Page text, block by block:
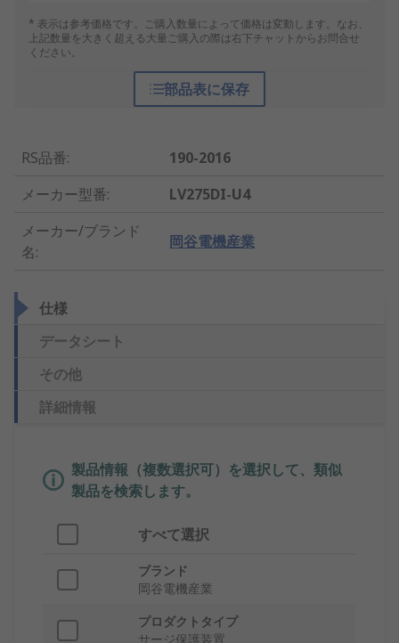
* 表示は参考価格です。ご購入数量によって価格は変動します。なお、
上記数量を大きく超える大量ご購入の際は右下チャットからお問合せ
ください。
部品表に保存
RS品番:
190-2016
メーカー型番:
LV275DI-U4
メーカー/ブランド
名:
岡谷電機産業
仕様
データシート
その他
詳細情報
製品情報（複数選択可）を選択して、類似
製品を検索します。
すべて選択
ブランド
岡谷電機産業
プロダクトタイプ
サージ保護装置